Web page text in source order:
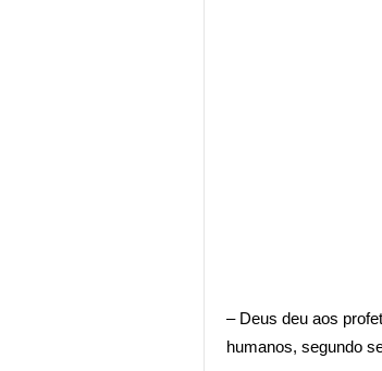
– Deus deu aos
humanos, segundo